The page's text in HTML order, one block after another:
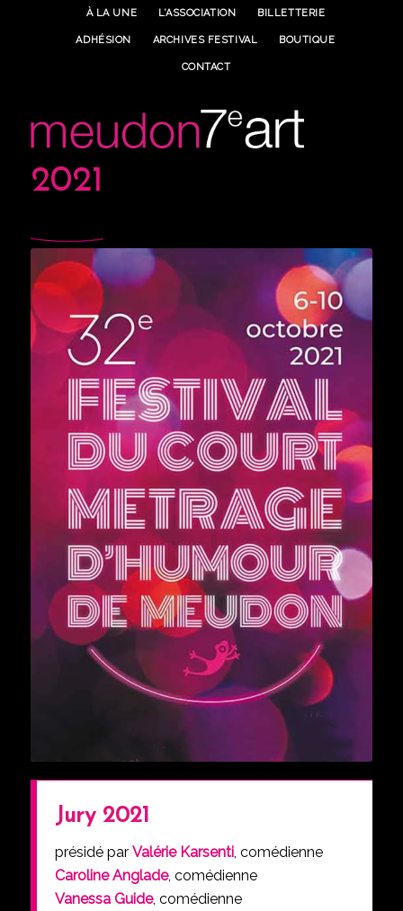
À LA UNE L’ASSOCIATION BILLETTERIE
ADHÉSION ARCHIVES FESTIVAL BOUTIQUE
CONTACT
2021
Jury 2021
présidé par Valérie Karsenti, comédienne
Caroline Anglade, comédienne
Vanessa Guide, comédienne